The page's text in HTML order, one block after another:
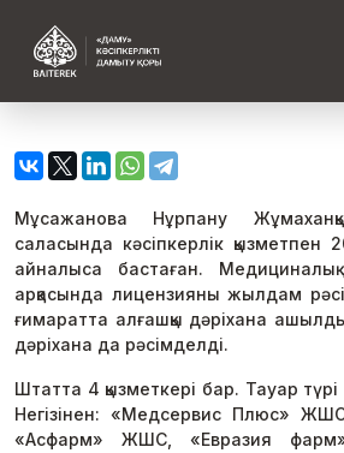
Мұсажанова Нұрпану
саласында кәсіпкерлік қызметпен
айналыса бастаған. Медициналық
арқасында лицензияны жылдам
ғимаратта алғашқы дәріхана
дәріхана да рәсімделді.
Штатта 4 қызметкері бар. Тауар
Негізінен: «Медсервис Плюс»
«Асфарм» ЖШС, «Евразия